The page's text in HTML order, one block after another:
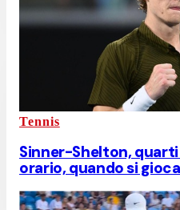
Tennis
Sinner-Shelton,
orario, quando si